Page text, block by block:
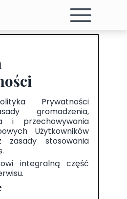
Prywatności
gromadzenia,
i przechowywania
Użytkowników
zasady stosowania
integralną część